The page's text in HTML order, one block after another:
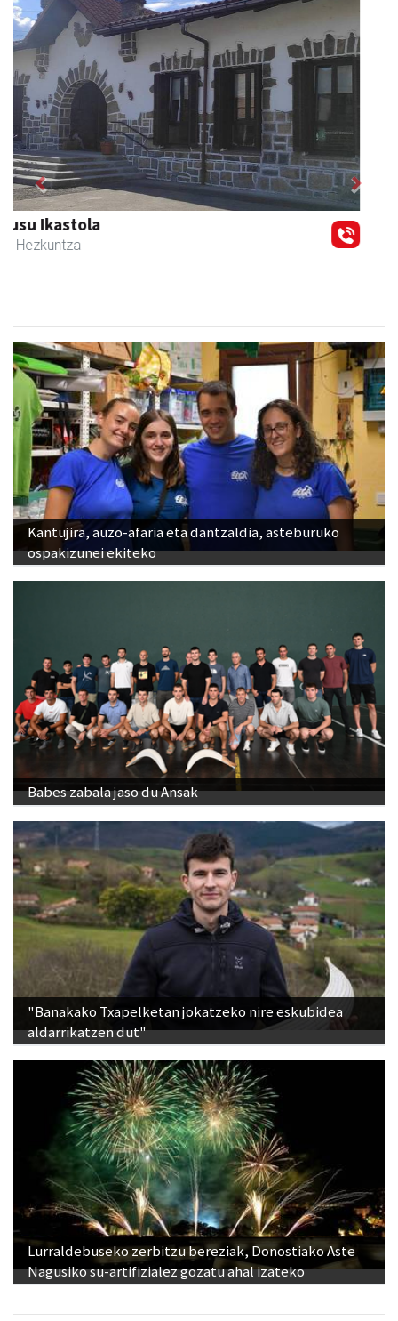
Andoaingo AEK euskaltegia
Andoain - Euskaltegiak
Previous Next
Kantujira, auzo-afaria eta dantzaldia, asteburuko
ospakizunei ekiteko
Babes zabala jaso du Ansak
"Banakako Txapelketan jokatzeko nire eskubidea
aldarrikatzen dut"
Lurraldebuseko zerbitzu bereziak, Donostiako Aste
Nagusiko su-artifizialez gozatu ahal izateko